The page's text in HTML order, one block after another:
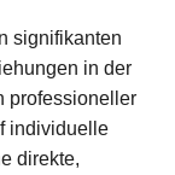
signifikanten
in der
professioneller
individuelle
direkte,